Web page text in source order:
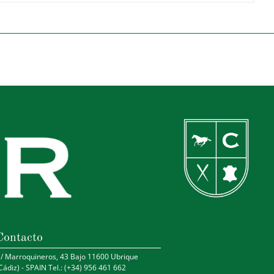
Marroquineros, 43 Bajo 11600 Ubrique
- SPAIN Tel.: (+34) 956 461 662